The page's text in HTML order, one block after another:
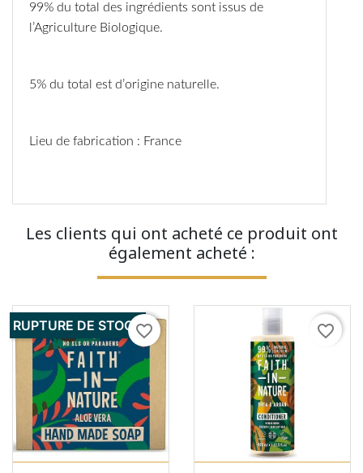
99% du total des ingrédients sont issus de
l’Agriculture Biologique.
5% du total est d’origine naturelle.
Lieu de fabrication : France
Les clients qui ont acheté ce produit ont
également acheté :
favorite_border
RUPTURE DE STOCK favorite_border